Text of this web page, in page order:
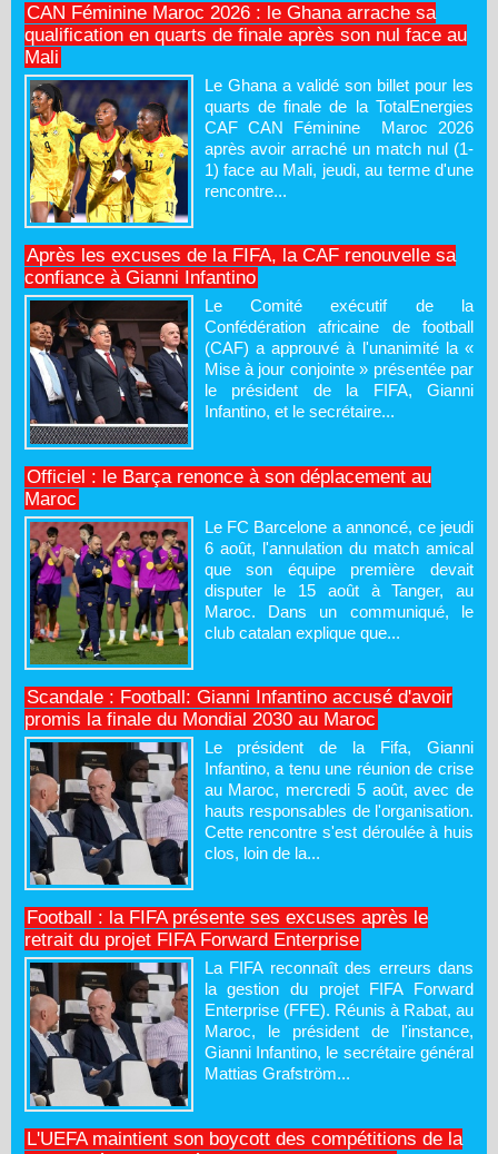
CAN Féminine Maroc 2026 : le Ghana arrache sa
qualification en quarts de finale après son nul face au
Mali
Le Ghana a validé son billet pour les
quarts de finale de la TotalEnergies
CAF CAN Féminine Maroc 2026
après avoir arraché un match nul (1-
1) face au Mali, jeudi, au terme d'une
rencontre...
Après les excuses de la FIFA, la CAF renouvelle sa
confiance à Gianni Infantino
Le Comité exécutif de la
Confédération africaine de football
(CAF) a approuvé à l'unanimité la «
Mise à jour conjointe » présentée par
le président de la FIFA, Gianni
Infantino, et le secrétaire...
Officiel : le Barça renonce à son déplacement au
Maroc
Le FC Barcelone a annoncé, ce jeudi
6 août, l'annulation du match amical
que son équipe première devait
disputer le 15 août à Tanger, au
Maroc. Dans un communiqué, le
club catalan explique que...
Scandale : Football: Gianni Infantino accusé d'avoir
promis la finale du Mondial 2030 au Maroc
Le président de la Fifa, Gianni
Infantino, a tenu une réunion de crise
au Maroc, mercredi 5 août, avec de
hauts responsables de l'organisation.
Cette rencontre s'est déroulée à huis
clos, loin de la...
Football : la FIFA présente ses excuses après le
retrait du projet FIFA Forward Enterprise
La FIFA reconnaît des erreurs dans
la gestion du projet FIFA Forward
Enterprise (FFE). Réunis à Rabat, au
Maroc, le président de l'instance,
Gianni Infantino, le secrétaire général
Mattias Grafström...
L'UEFA maintient son boycott des compétitions de la